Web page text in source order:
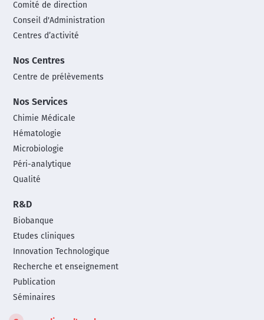
Comité de direction
Conseil d'Administration
Centres d’activité
Nos Centres
Centre de prélèvements
Nos Services
Chimie Médicale
Hématologie
Microbiologie
Péri-analytique
Qualité
R&D
Biobanque
Etudes cliniques
Innovation Technologique
Recherche et enseignement
Publication
Séminaires